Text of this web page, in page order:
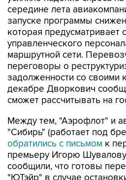
середине лета
запуске программы
которая предусматривает
управленческого
маршрутной сети.
переговоры о
задолженности со своими
декабре Дворкович
сможет рассчитывать на
Между тем, "Аэрофлот" и
"Сибирь" (работает под
обратились с письмом к
премьеру Игорю
сообщили, что готовы